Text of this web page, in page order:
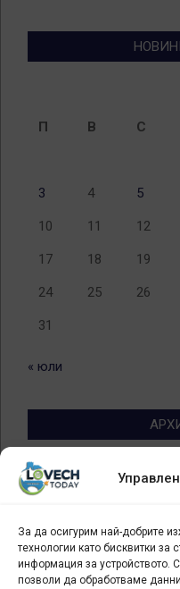
За да осигурим най-добрите
технологии като бисквитки
информация за устройството.
позволи да обработваме
П
В С
3 4 5
10 11 12
17 18 19
24 25 26
31
« юли
Архив
новини
Арт галерия